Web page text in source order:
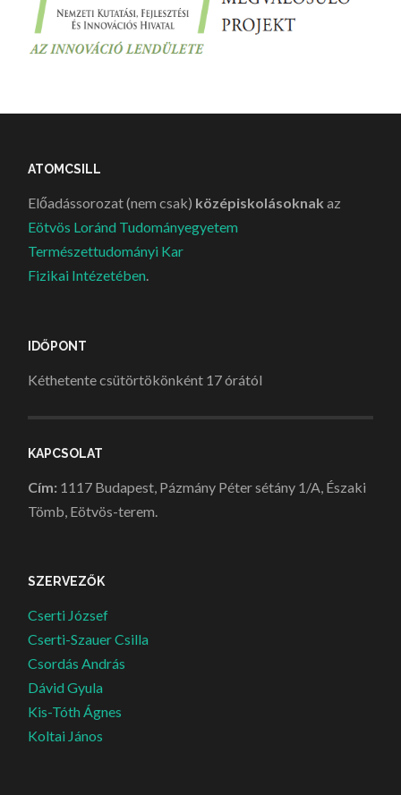
ATOMCSILL
Előadássorozat (nem csak) középiskolásoknak az
Eötvös Loránd Tudományegyetem
Természettudományi Kar
Fizikai Intézetében.
IDŐPONT
Kéthetente csütörtökönként 17 órától
KAPCSOLAT
Cím: 1117 Budapest, Pázmány Péter sétány 1/A, Északi
Tömb, Eötvös-terem.
SZERVEZŐK
Cserti József
Cserti-Szauer Csilla
Csordás András
Dávid Gyula
Kis-Tóth Ágnes
Koltai János